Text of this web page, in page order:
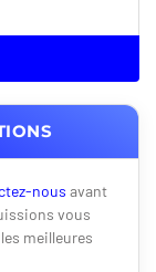
nous avant
vous
meilleures